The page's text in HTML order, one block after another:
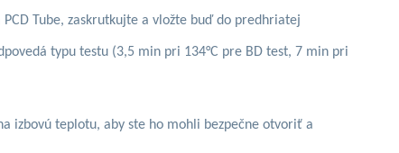
Tube, zaskrutkujte a vložte buď do predhriatej
typu testu (3,5 min pri 134°C pre BD test, 7 min pri
izbovú teplotu, aby ste ho mohli bezpečne otvoriť a